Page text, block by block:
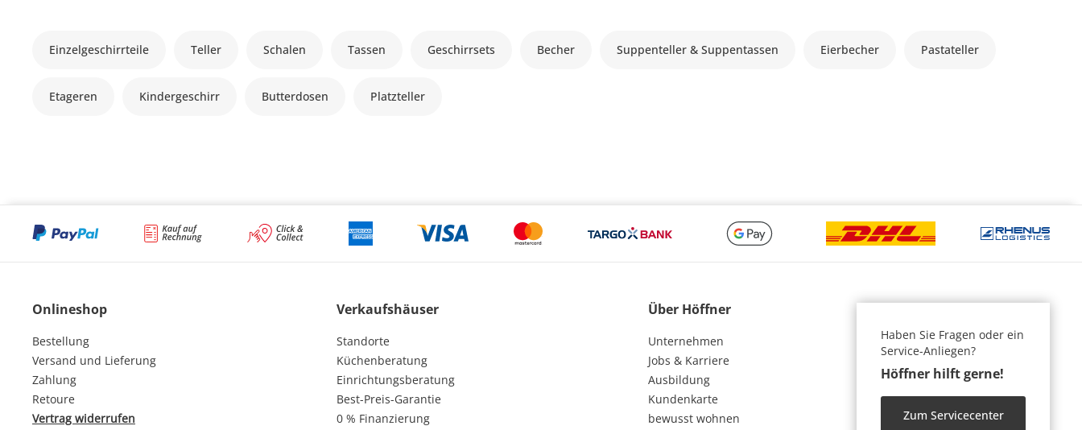
Einzelgeschirrteile Teller Schalen Tassen Geschirrsets Becher Suppenteller & Suppentassen Eierbecher Pastateller
Etageren Kindergeschirr Butterdosen Platzteller
Onlineshop
Bestellung
Versand und Lieferung
Zahlung
Retoure
Vertrag widerrufen
Verkaufshäuser
Standorte
Küchenberatung
Einrichtungsberatung
Best-Preis-Garantie
0 % Finanzierung
Über Höffner
Unternehmen
Jobs & Karriere
Ausbildung
Kundenkarte
bewusst wohnen
Haben Sie Fragen oder ein
Service-Anliegen?
Höffner hilft gerne!
Zum Servicecenter